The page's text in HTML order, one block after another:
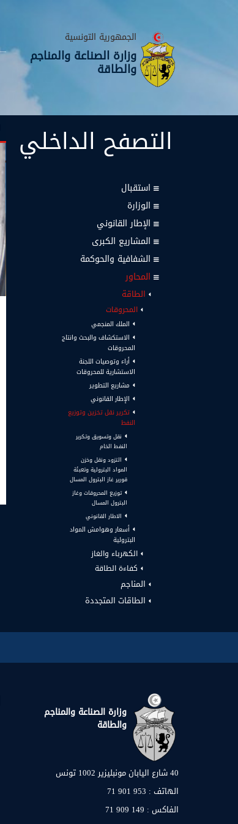
الجمهورية التونسية
وزارة الصناعة والمناجم
والطاقة
التصفح الداخلي
استقبال
الوزارة
الإطار القانوني
المشاريع الكبرى
الشفافية والحوكمة
المحاور
الطاقة
المحروقات
الملك المنجمي
الاستكشاف والبحث وانتاج
المحروقات
أراء وتوصيات اللجنة
الاستشارية للمحروقات
مشاريع التطوير
الإطار القانوني
تكرير نقل تخزين وتوزيع
النفط
نقل وتسويق وتكرير
النفط الخام
التزود ونقل وخزن
المواد البترولية وتعبئة
قورير غاز البترول المسال
توزيع المحروقات وغاز
البترول المسال
الاطار القانوني
أسعار وهوامش المواد
البترولية
الكهرباء والغاز
كفاءة الطاقة
المناجم
الطاقات المتجددة
وزارة الصناعة والمناجم
والطاقة
40 شارع اليابان مونبليزير 1002 تونس
الهاتف : 953 901 71
اﻟﻔﺎﻛﺲ : 149 909 71